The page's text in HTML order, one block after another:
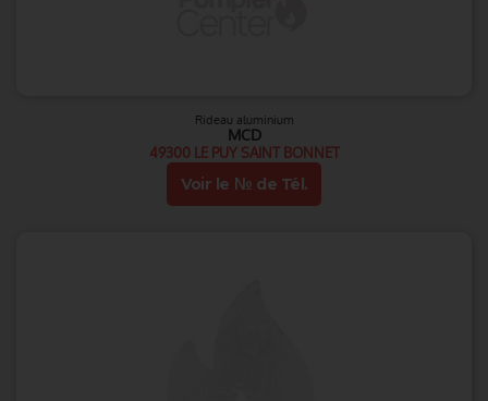
Rideau aluminium
MCD
49300 LE PUY SAINT BONNET
Voir le № de Tél.